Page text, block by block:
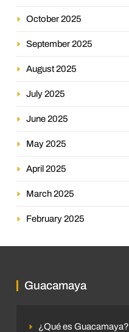
October 2025
September 2025
August 2025
July 2025
June 2025
May 2025
April 2025
March 2025
February 2025
Guacamaya
¿Qué es Guacamaya?